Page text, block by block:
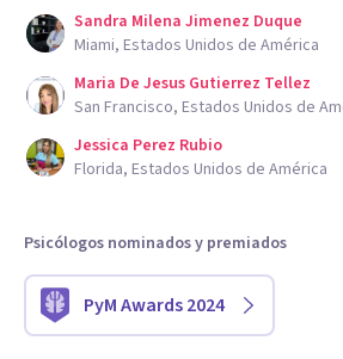
Sandra Milena Jimenez Duque
Miami, Estados Unidos de América
Maria De Jesus Gutierrez Tellez
San Francisco, Estados Unidos de
Jessica Perez Rubio
Florida, Estados Unidos de América
Psicólogos nominados y premiados
PyM Awards 2024